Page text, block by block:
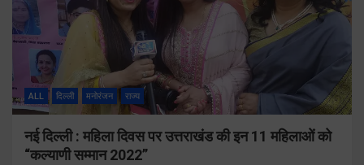
ALL दिल्ली मनोरंजन राज्य
नई दिल्ली : महिला दिवस पर उत्तराखंड की इन 11 महिलाओं को
“कल्याणी सम्मान 2022”